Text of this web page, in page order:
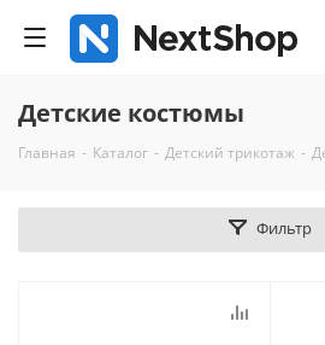
Детские костюмы
Главная - Каталог - Детский трикотаж -
Фильтр